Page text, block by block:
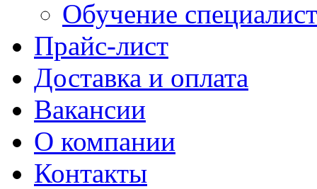
Обучение
Прайс-лист
Доставка и оплата
Вакансии
О компании
Контакты